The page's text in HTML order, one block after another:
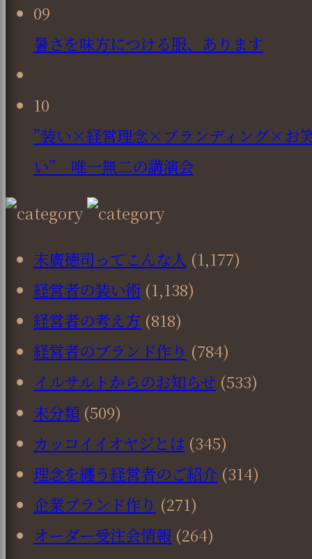
09
暑さを味方につける服、あります
10
”装い×経営理念×ブランディング×お
い” 唯一無二の講演会
末廣徳司ってこんな人 (1,177)
経営者の装い術 (1,138)
経営者の考え方 (818)
経営者のブランド作り (784)
イルサルトからのお知らせ (533)
未分類 (509)
カッコイイオヤジとは (345)
理念を纏う経営者のご紹介 (314)
企業ブランド作り (271)
オーダー受注会情報 (264)